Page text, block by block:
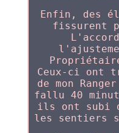
Enfin, des
fissurent
Ceux-ci ont
de mon
fallu 40
ils ont subi
les sentiers